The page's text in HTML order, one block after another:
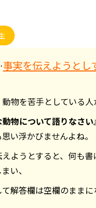
事実を伝えようとし
物を苦手としている人
動物について語りなさい
い浮かびませんよね。
ようとすると、何も
い、
解答欄は空欄のままに